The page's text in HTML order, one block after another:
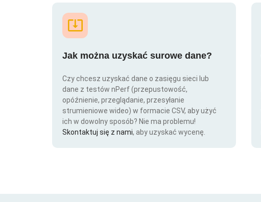
Jak można uzyskać surowe dane?
Czy chcesz uzyskać dane o zasięgu sieci lub
dane z testów nPerf (przepustowość,
opóźnienie, przeglądanie, przesyłanie
strumieniowe wideo) w formacie CSV, aby użyć
ich w dowolny sposób? Nie ma problemu!
Skontaktuj się z nami, aby uzyskać wycenę.